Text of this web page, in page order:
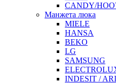
CANDY/
Манжета люка
MIELE
HANSA
BEKO
LG
SAMSUNG
INDESIT /